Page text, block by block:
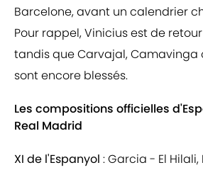
Barcelone, avant un calendrier
Pour rappel, Vinicius est de
tandis que Carvajal, Camavinga
sont encore blessés.
Les compositions officielles
Real Madrid
XI de l'Espanyol : Garcia - El